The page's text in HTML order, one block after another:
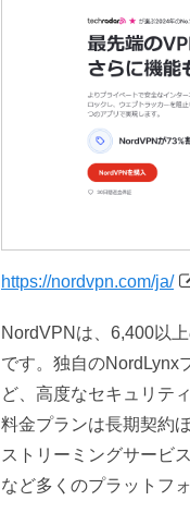
https://nordvpn.com/ja/
NordVPNは、6,400以
です。独自のNordLynx
ど、高度なセキュリテ
料金プランは長期契約
ストリーミングサービ
など多くのプラットフ